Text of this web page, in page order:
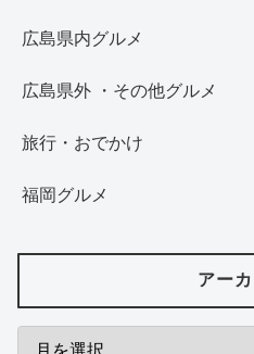
広島県内グルメ
広島県外 ・その他グルメ
旅行・おでかけ
福岡グルメ
アー